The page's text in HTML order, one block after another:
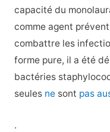
capacité du
comme agent
combattre les
forme pure, il a été
bactéries
seules nesont pas
.